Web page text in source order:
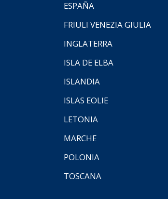
ESPAÑA
FRIULI VENEZIA GIULIA
INGLATERRA
ISLA DE ELBA
ISLANDIA
ISLAS EOLIE
LETONIA
MARCHE
POLONIA
TOSCANA